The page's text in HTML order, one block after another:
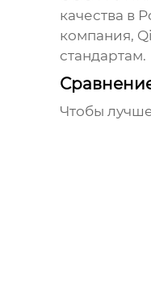
качества в
компания,
стандартам.
Чтобы